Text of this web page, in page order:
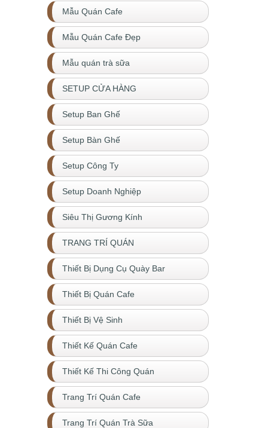
Mẫu Quán Cafe
Mẫu Quán Cafe Đẹp
Mẫu quán trà sữa
SETUP CỬA HÀNG
Setup Ban Ghế
Setup Bàn Ghế
Setup Công Ty
Setup Doanh Nghiệp
Siêu Thị Gương Kính
TRANG TRÍ QUÁN
Thiết Bị Dụng Cụ Quày Bar
Thiết Bị Quán Cafe
Thiết Bị Vệ Sinh
Thiết Kế Quán Cafe
Thiết Kế Thi Công Quán
Trang Trí Quán Cafe
Trang Trí Quán Trà Sữa